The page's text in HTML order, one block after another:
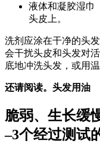
液体和凝胶湿巾
头皮上。
洗剂应涂在干净的头
会干扰头皮和头发对
底地冲洗头发，或用
还请阅读。头发用油
脆弱、生长缓
–3个经过测试